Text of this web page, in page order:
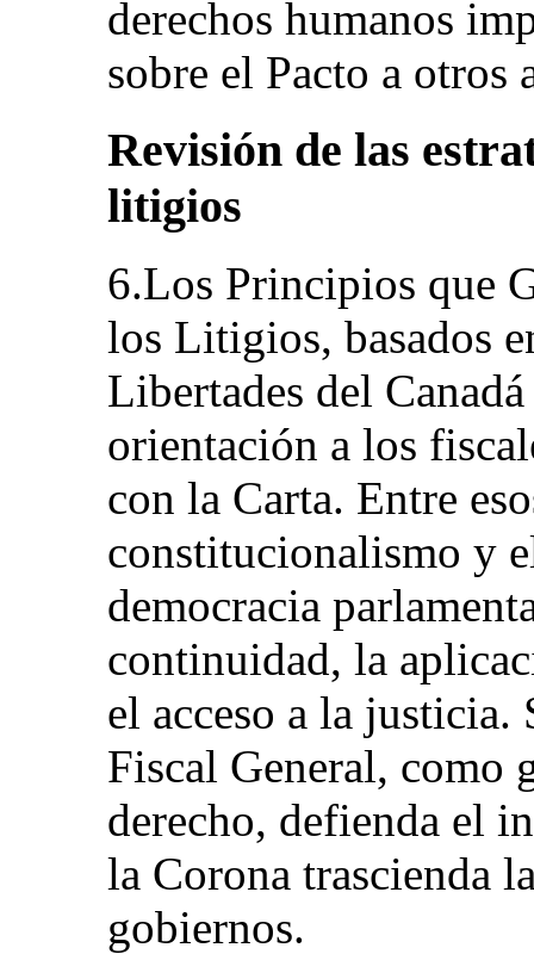
derechos humanos
sobre el Pacto a
Revisión de las
litigios
6.Los Principios que
los Litigios, basados
Libertades del
orientación a los
con la Carta. Entre
constitucionalismo y
democracia
continuidad, la
el acceso a la justicia.
Fiscal General, como
derecho, defienda el
la Corona trascienda
gobiernos.